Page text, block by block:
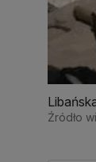
Źródło